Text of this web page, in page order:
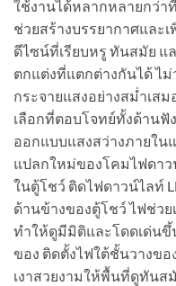
ใช้งานได้หลากหลายกว่า
ช่วยสร้างบรรยากาศและ
ดีไซน์ที่เรียบหรู ทันสมัย แ
ตกแต่งที่แตกต่างกันได้ ไม่
กระจายแสงอย่างสม่ำเส
เลือกที่ตอบโจทย์ทั้งด้านฟั
ออกแบบแสงสว่างภายใน
แปลกใหม่ของโคมไฟดาว
ในตู้โชว์ ติดไฟดาวน์ไลท์
ด้านข้างของตู้โชว์ ไฟช่ว
ทำให้ดูมีมิติและโดดเด่นขึ้
ของ ติดตั้งไฟใต้ชั้นวางขอ
เงาสวยงามให้พื้นที่ดูทันส